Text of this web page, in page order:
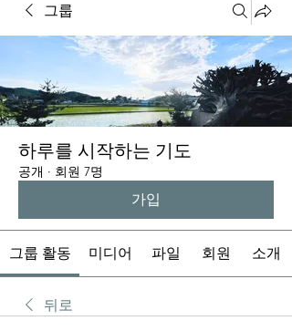
그룹
하루를 시작하는 기도
공개 · 회원 7명
가입
그룹 활동 미디어 파일 회원 소개
뒤로